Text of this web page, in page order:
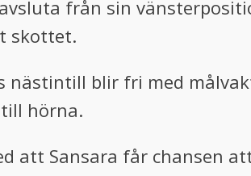
från sin
skottet.
nästintill blir fri med
hörna.
att Sansara får chansen